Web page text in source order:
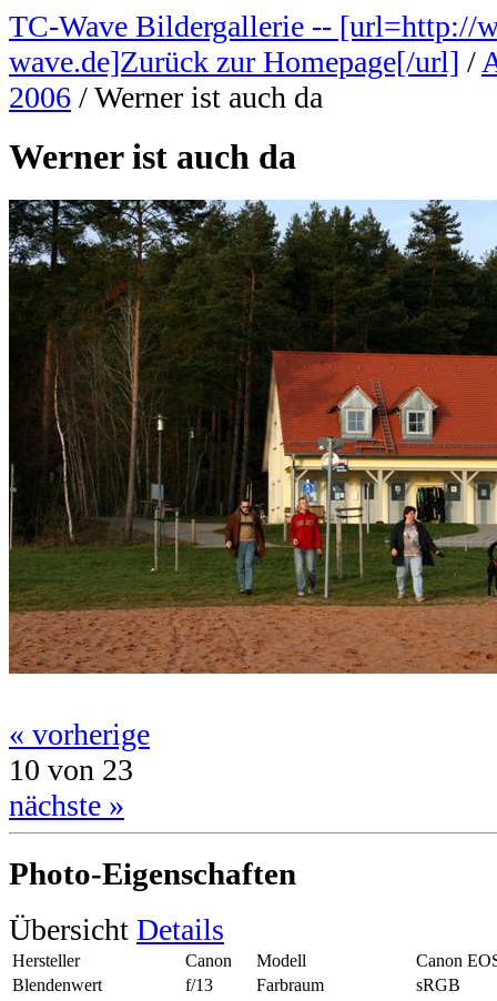
TC-Wave Bildergallerie -- [url=http://
wave.de]Zurück zur Homepage[/url] /
2006 /Werner ist auch da
Werner ist auch da
« vorherige
10 von 23
nächste »
Photo-Eigenschaften
Übersicht Details
Hersteller Canon Modell
Canon
Blendenwert
f/13 Farbraum
sRGB